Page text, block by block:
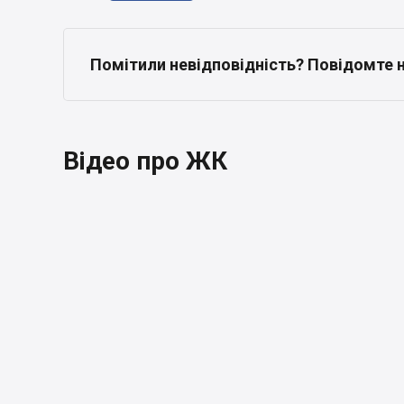
Помітили невідповідність? Повідомте
Відео про ЖК